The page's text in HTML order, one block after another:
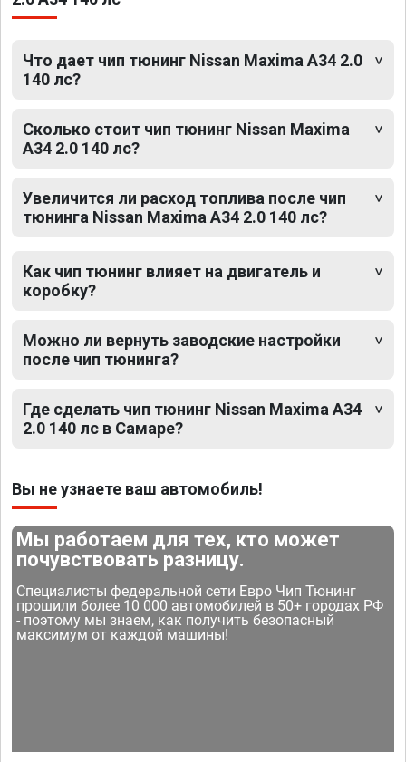
Что дает чип тюнинг Nissan Maxima A34 2.0
140 лс?
Сколько стоит чип тюнинг Nissan Maxima
A34 2.0 140 лс?
Увеличится ли расход топлива после чип
тюнинга Nissan Maxima A34 2.0 140 лс?
Как чип тюнинг влияет на двигатель и
коробку?
Можно ли вернуть заводские настройки
после чип тюнинга?
Где сделать чип тюнинг Nissan Maxima A34
2.0 140 лс в Самаре?
Вы не узнаете ваш автомобиль!
Мы работаем для тех, кто может
почувствовать разницу.
Специалисты федеральной сети Евро Чип Тюнинг
прошили более 10 000 автомобилей в 50+ городах РФ
- поэтому мы знаем, как получить безопасный
максимум от каждой машины!